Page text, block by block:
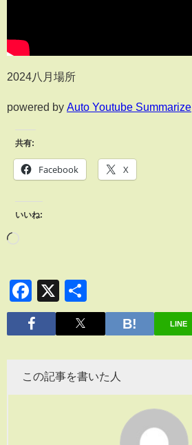
2024八月場所
powered by Auto Youtube Summarize
共有:
Facebook X
いいね:
Facebook
X
有
LINE
この記事を書いた人